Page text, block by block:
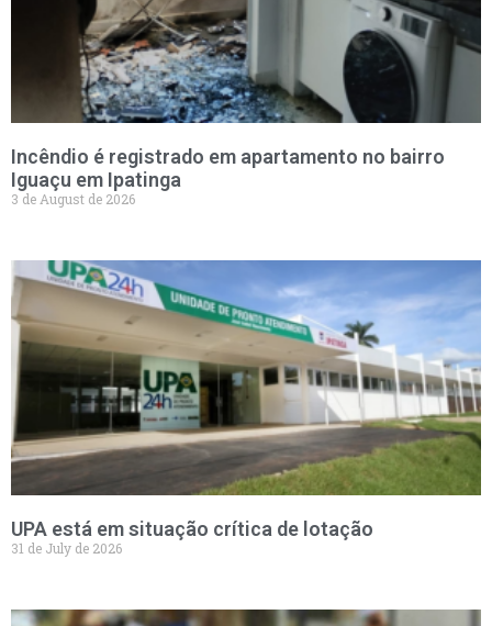
Incêndio é registrado em apartamento no bairro
Iguaçu em Ipatinga
3 de August de 2026
UPA está em situação crítica de lotação
31 de July de 2026